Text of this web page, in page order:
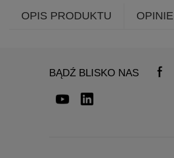
OPIS PRODUKTU OPINIE
BĄDŹ BLISKO NAS